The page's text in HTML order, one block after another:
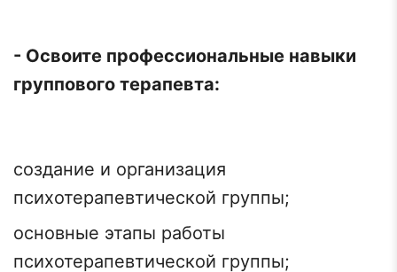
- Освоите профессиональные навыки
группового терапевта:
создание и организация
психотерапевтической группы;
основные этапы работы
психотерапевтической группы;